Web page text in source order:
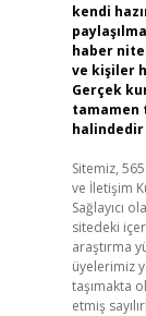
kendi
haber
ve kişiler
Gerçek
tamamen
halindedir
Sitemiz,
ve İletişim
Sağlayıcı
sitedeki
araştırma
üyelerimiz
taşımakta
etmiş